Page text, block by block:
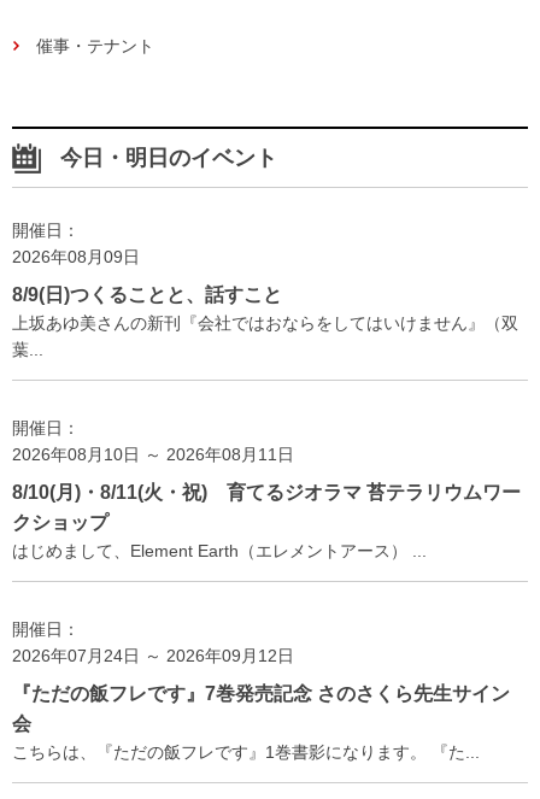
催事・テナント
今日・明日のイベント
開催日：
2026年08月09日
8/9(日)つくることと、話すこと
上坂あゆ美さんの新刊『会社ではおならをしてはいけません』（双
葉...
開催日：
2026年08月10日 ～ 2026年08月11日
8/10(月)・8/11(火・祝) 育てるジオラマ 苔テラリウムワー
クショップ
はじめまして、Element Earth（エレメントアース） ...
開催日：
2026年07月24日 ～ 2026年09月12日
『ただの飯フレです』7巻発売記念 さのさくら先生サイン
会
こちらは、『ただの飯フレです』1巻書影になります。 『た...